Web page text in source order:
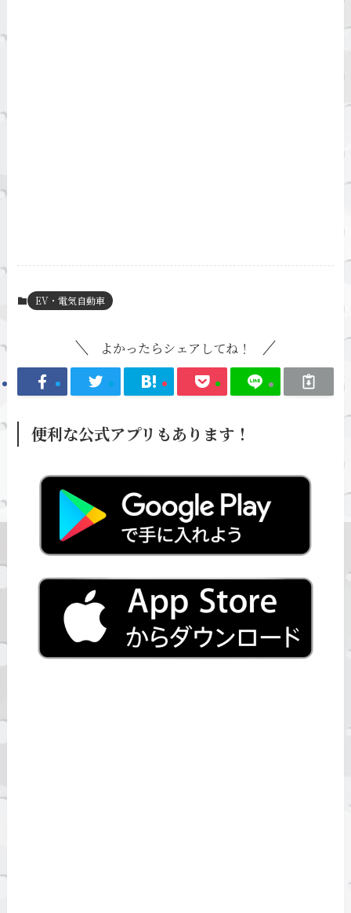
EV・電気自動車
よかったらシェアしてね！
便利な公式アプリもあります！